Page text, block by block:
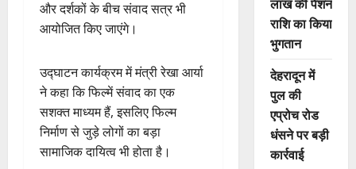
और दर्शकों के बीच संवाद सत्र भी
आयोजित किए जाएंगे।
उद्घाटन कार्यक्रम में मंत्री रेखा आर्या
ने कहा कि फिल्में संवाद का एक
सशक्त माध्यम हैं, इसलिए फिल्म
निर्माण से जुड़े लोगों का बड़ा
सामाजिक दायित्व भी होता है।
राशि का किया
भुगतान
देहरादून में
पुल की
एप्रोच रोड
धंसने पर बड़ी
कार्रवाई